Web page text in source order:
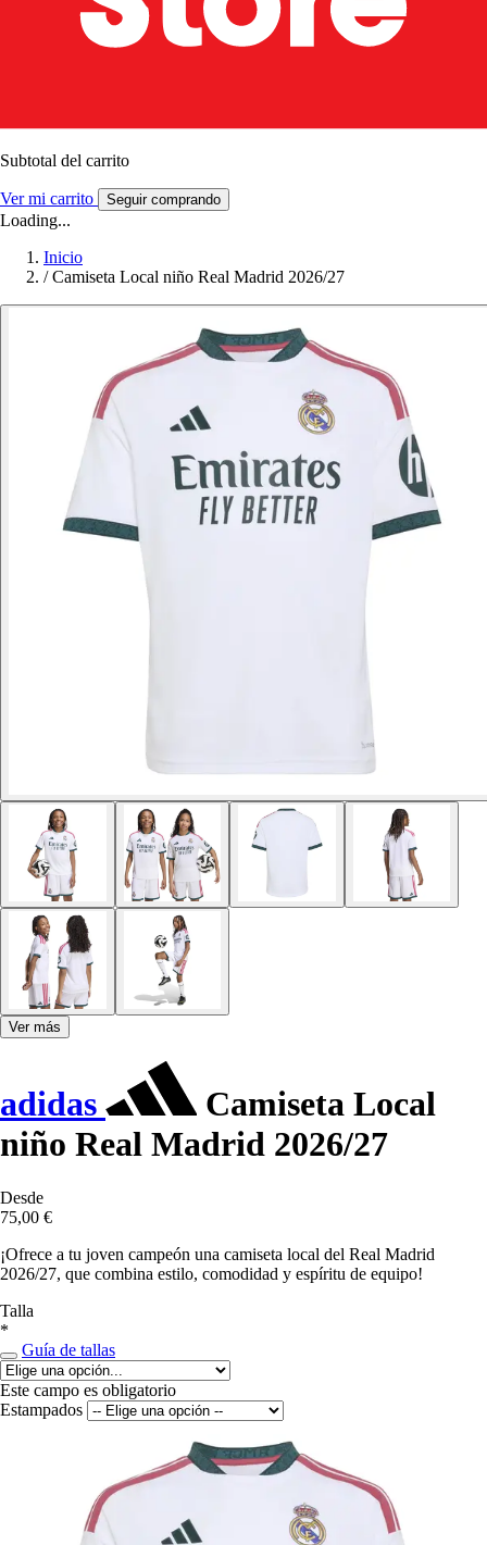
Subtotal del carrito
Ver mi carrito Seguir comprando
Loading...
Inicio
/ Camiseta Local niño Real Madrid 2026/27
Ver más
adidas
Camiseta Local
niño Real Madrid 2026/27
Desde
75,00 €
¡Ofrece a tu joven campeón una camiseta local del Real Madrid
2026/27, que combina estilo, comodidad y espíritu de equipo!
Talla
*
Guía de tallas
Este campo es obligatorio
Estampados